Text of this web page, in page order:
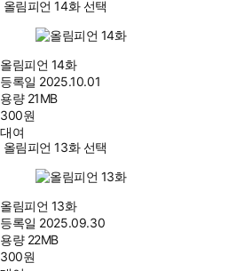
올림피언 14화 선택
올림피언 14화
등록일 2025.10.01
용량 21MB
300원
대여
올림피언 13화 선택
올림피언 13화
등록일 2025.09.30
용량 22MB
300원